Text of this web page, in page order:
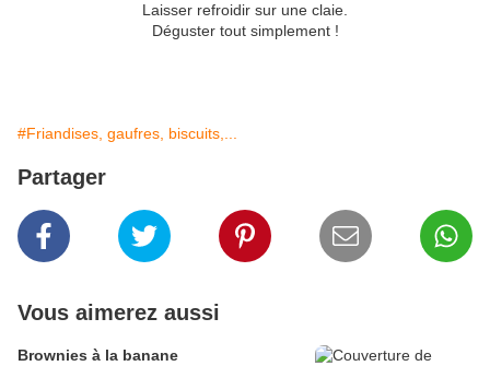
Laisser refroidir sur une claie.
Déguster tout simplement !
#Friandises, gaufres, biscuits,...
Partager
Vous aimerez aussi
Brownies à la banane